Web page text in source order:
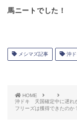
馬ニートでした！
メシマズ記事 沖ド
HOME
沖ドキ 天国確定中に遅れ
フリーズは獲得できたの